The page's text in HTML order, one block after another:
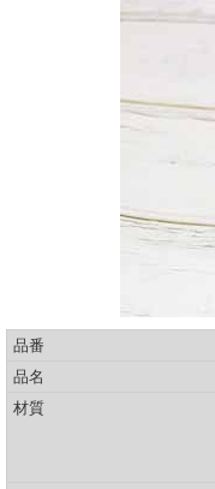
品番
品名
材質